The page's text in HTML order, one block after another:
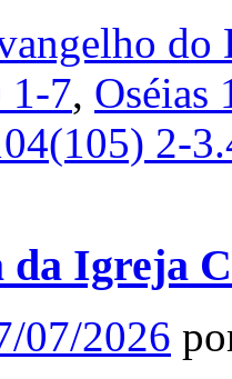
do
1-7, Oséias
2-
da Igreja
07/2026